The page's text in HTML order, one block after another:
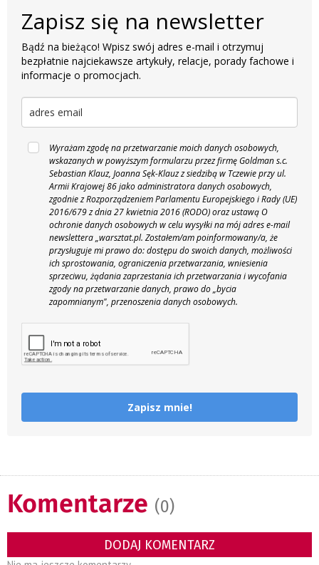
Zapisz się na newsletter
Bądź na bieżąco! Wpisz swój adres e-mail i otrzymuj
bezpłatnie najciekawsze artykuły, relacje, porady fachowe i
informacje o promocjach.
Wyrażam zgodę na przetwarzanie moich danych osobowych,
wskazanych w powyższym formularzu przez firmę Goldman s.c.
Sebastian Klauz, Joanna Sęk-Klauz z siedzibą w Tczewie przy ul.
Armii Krajowej 86 jako administratora danych osobowych,
zgodnie z Rozporządzeniem Parlamentu Europejskiego i Rady (UE)
2016/679 z dnia 27 kwietnia 2016 (RODO) oraz ustawą O
ochronie danych osobowych w celu wysyłki na mój adres e-mail
newslettera „warsztat.pl. Zostałem/am poinformowany/a, że
przysługuje mi prawo do: dostępu do swoich danych, możliwości
ich sprostowania, ograniczenia przetwarzania, wniesienia
sprzeciwu, żądania zaprzestania ich przetwarzania i wycofania
zgody na przetwarzanie danych, prawo do „bycia
zapomnianym", przenoszenia danych osobowych.
Zapisz mnie!
Komentarze (0)
DODAJ KOMENTARZ